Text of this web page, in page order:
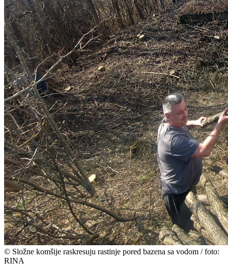
© Složne komšije raskresuju rastinje pored bazena sa vodom / foto:
RINA